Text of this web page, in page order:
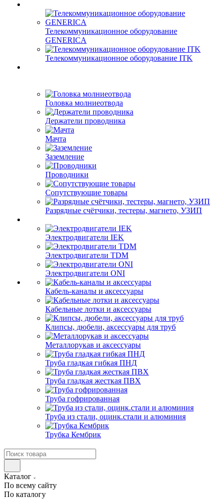
Телекоммуникационное оборудование
GENERICA
Телекоммуникационное оборудование ITK
Головка молниеотвода
Держатели проводника
Мачта
Заземление
Проводники
Сопутствующие товары
Разрядные счётчики, тестеры, магнето, УЗИП
Электродвигатели IEK
Электродвигатели TDM
Электродвигатели ONI
Кабель-каналы и аксессуары
Кабельные лотки и аксессуары
Клипсы, дюбели, аксессуары для труб
Металлорукав и аксессуары
Труба гладкая гибкая ПНД
Труба гладкая жесткая ПВХ
Труба гофрированная
Труба из стали, оцинк.стали и алюминия
Трубка Кембрик
Каталог
По всему сайту
По каталогу